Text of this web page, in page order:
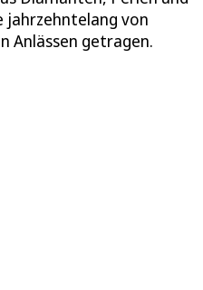
jahrzehntelang von
Anlässen getragen.